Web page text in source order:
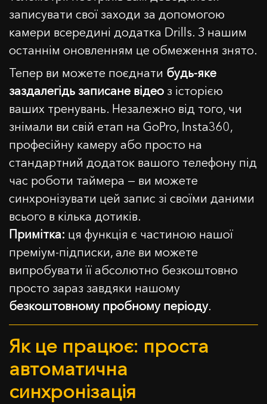
записувати свої заходи за допомогою
камери всередині додатка Drills. З нашим
останнім оновленням це обмеження знято.
Тепер ви можете поєднати будь-яке
заздалегідь записане відео з історією
ваших тренувань. Незалежно від того, чи
знімали ви свій етап на GoPro, Insta360,
професійну камеру або просто на
стандартний додаток вашого телефону під
час роботи таймера — ви можете
синхронізувати цей запис зі своїми даними
всього в кілька дотиків.
Примітка: ця функція є частиною нашої
преміум-підписки, але ви можете
випробувати її абсолютно безкоштовно
просто зараз завдяки нашому
безкоштовному пробному періоду.
Як це працює: проста
автоматична
синхронізація